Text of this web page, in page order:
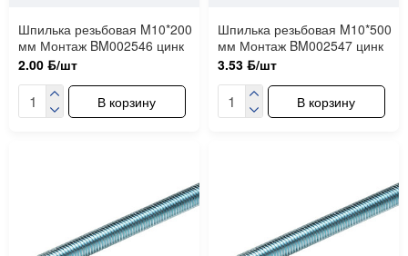
Шпилька резьбовая M10*200
мм Монтаж BM002546 цинк
2.00 ƃ/шт
В корзину
Шпилька резьбовая M10*500
мм Монтаж BM002547 цинк
3.53 ƃ/шт
В корзину